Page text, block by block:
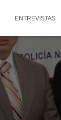
ENTREVISTAS